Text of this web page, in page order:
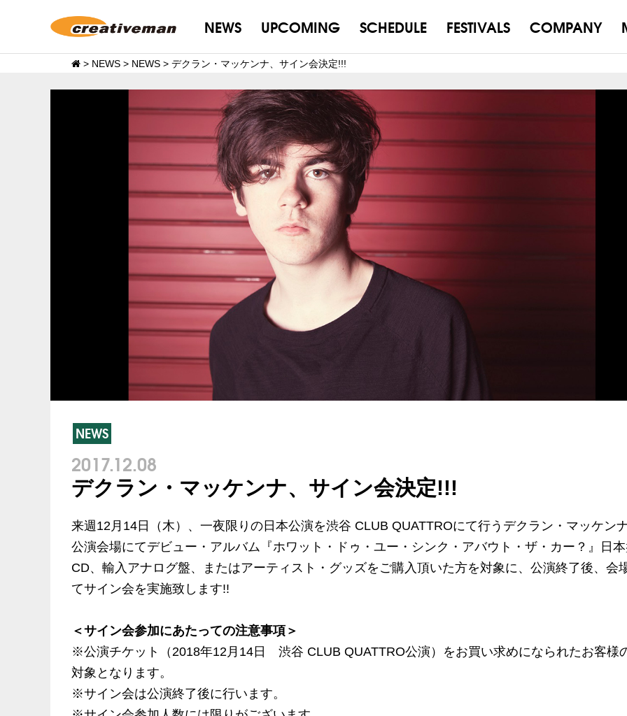
NEWS UPCOMING SCHEDULE FESTIVALS COMPANY
> NEWS > NEWS > デクラン・マッケンナ、サイン会決定!!!
NEWS
2017.12.08
デクラン・マッケンナ、サイン会決定!!!
来週12月14日（木）、一夜限りの日本公演を渋谷 CLUB QUATTROにて行うデクラン・マッケン
公演会場にてデビュー・アルバム『ホワット・ドゥ・ユー・シンク・アバウト・ザ・カー？』日
CD、輸入アナログ盤、またはアーティスト・グッズをご購入頂いた方を対象に、公演終了後、会
てサイン会を実施致します!!
＜サイン会参加にあたっての注意事項＞
※公演チケット（2018年12月14日 渋谷 CLUB QUATTRO公演）をお買い求めになられたお客様
対象となります。
※サイン会は公演終了後に行います。